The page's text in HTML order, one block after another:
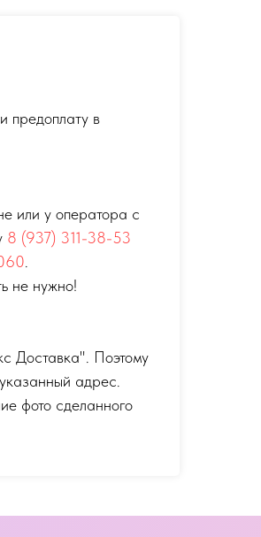
предоплату в
или у оператора с
8 (937) 311-38-53
не нужно!
Доставка". Поэтому
адрес.
фото сделанного